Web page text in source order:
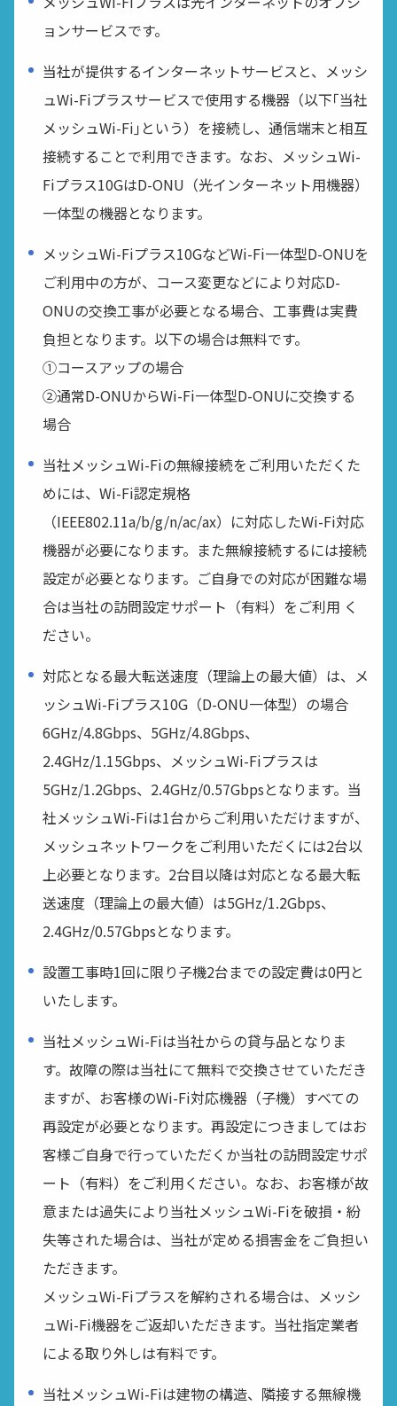
ョンサービスです。
当社が提供するインターネットサービスと、メッシ
ュWi-Fiプラスサービスで使用する機器（以下｢当社
メッシュWi-Fi｣という）を接続し、通信端末と相互
接続することで利用できます。なお、メッシュWi-
Fiプラス10GはD-ONU（光インターネット用機器）
一体型の機器となります。
メッシュWi-Fiプラス10GなどWi-Fi一体型D-ONUを
ご利用中の方が、コース変更などにより対応D-
ONUの交換工事が必要となる場合、工事費は実費
負担となります。以下の場合は無料です。
①コースアップの場合
②通常D-ONUからWi-Fi一体型D-ONUに交換する
場合
当社メッシュWi-Fiの無線接続をご利用いただくた
めには、Wi-Fi認定規格
（IEEE802.11a/b/g/n/ac/ax）に対応したWi-Fi対応
機器が必要になります。また無線接続するには接続
設定が必要となります。ご自身での対応が困難な場
合は当社の訪問設定サポート（有料）をご利用 く
ださい。
対応となる最大転送速度（理論上の最大値）は、メ
ッシュWi-Fiプラス10G（D-ONU一体型）の場合
6GHz/4.8Gbps、5GHz/4.8Gbps、
2.4GHz/1.15Gbps、メッシュWi-Fiプラスは
5GHz/1.2Gbps、2.4GHz/0.57Gbpsとなります。当
社メッシュWi-Fiは1台からご利用いただけますが、
メッシュネットワークをご利用いただくには2台以
上必要となります。2台目以降は対応となる最大転
送速度（理論上の最大値）は5GHz/1.2Gbps、
2.4GHz/0.57Gbpsとなります。
設置工事時1回に限り子機2台までの設定費は0円と
いたします。
当社メッシュWi-Fiは当社からの貸与品となりま
す。故障の際は当社にて無料で交換させていただき
ますが、お客様のWi-Fi対応機器（子機）すべての
再設定が必要となります。再設定につきましてはお
客様ご自身で行っていただくか当社の訪問設定サポ
ート（有料）をご利用ください。なお、お客様が故
意または過失により当社メッシュWi-Fiを破損・紛
失等された場合は、当社が定める損害金をご負担い
ただきます。
メッシュWi-Fiプラスを解約される場合は、メッシ
ュWi-Fi機器をご返却いただきます。当社指定業者
による取り外しは有料です。
当社メッシュWi-Fiは建物の構造、隣接する無線機